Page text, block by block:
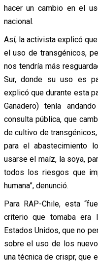
hacer un cambio en el
nacional.
Así, la activista explicó
el uso de transgénicos,
nos tendría más
Sur, donde su uso es
explicó que durante esta
Ganadero) tenía
consulta pública, que
de cultivo de
para el abastecimiento
usarse el maíz, la soya,
todos los riesgos que
humana”, denunció.
Para RAP-Chile, esta
criterio que tomaba era
Estados Unidos, que no
sobre el uso de los
una técnica de crispr, que